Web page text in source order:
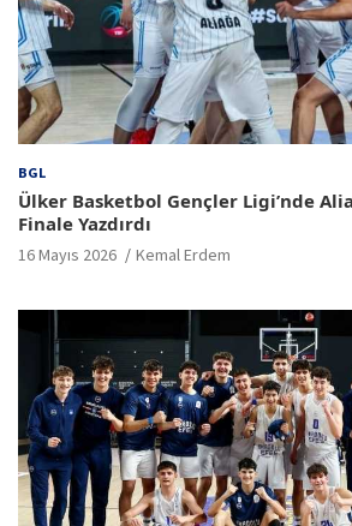
BGL
Ülker Basketbol Gençler Ligi’nde
Finale Yazdırdı
16 Mayıs 2026 Kemal Erdem